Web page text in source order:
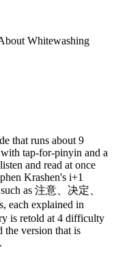
Whitewashing
that runs about 9
tap-for-pinyin and a
and read at once
Krashen's i+1
as 注意、决定、
each explained in
is retold at 4 difficulty
the version that is